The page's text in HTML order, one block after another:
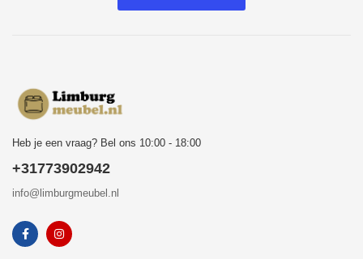
Heb je een vraag? Bel ons 10:00 - 18:00
+31773902942
info@limburgmeubel.nl